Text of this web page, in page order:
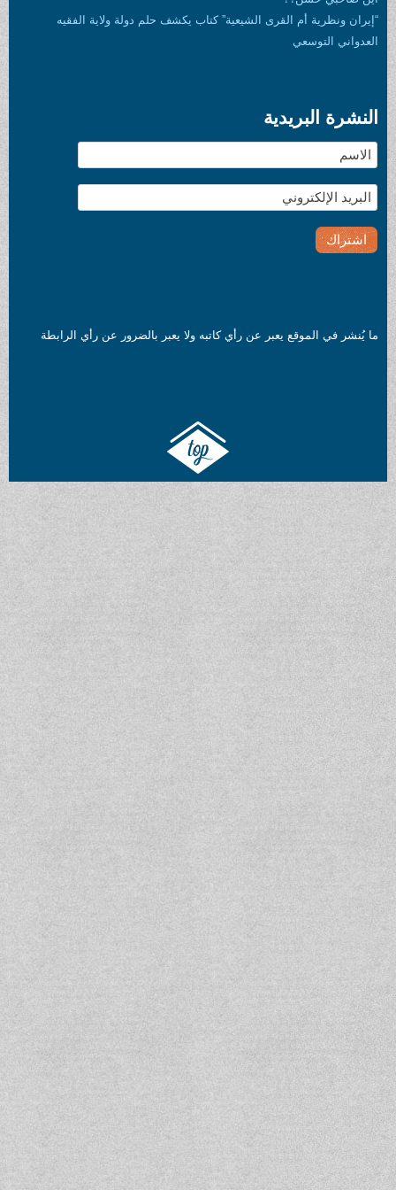
الشيعية” كتاب يكشف حلم دولة ولاية الفقيه
عن رأي كاتبه ولا يعبر بالضرور عن رأي الرابطة